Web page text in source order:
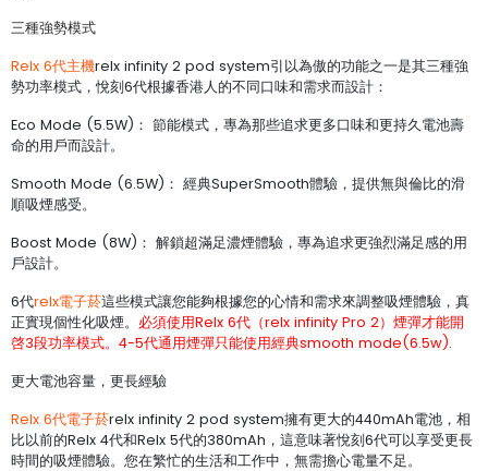
三種強勢模式
Relx 6代主機relx infinity 2 pod system引以為傲的功能之一是其三種強
勢功率模式，悅刻6代根據香港人的不同口味和需求而設計：
Eco Mode (5.5W)： 節能模式，專為那些追求更多口味和更持久電池壽
命的用戶而設計。
Smooth Mode (6.5W)： 經典SuperSmooth體驗，提供無與倫比的滑
順吸煙感受。
Boost Mode (8W)： 解鎖超滿足濃煙體驗，專為追求更強烈滿足感的用
戶設計。
6代relx電子菸這些模式讓您能夠根據您的心情和需求來調整吸煙體驗，真
正實現個性化吸煙。 必須使用Relx 6代（relx infinity Pro 2）煙彈才能開
啓3段功率模式。4-5代通用煙彈只能使用經典smooth mode(6.5w).
更大電池容量，更長經驗
Relx 6代電子菸relx infinity 2 pod system擁有更大的440mAh電池，相
比以前的Relx 4代和Relx 5代的380mAh，這意味著悅刻6代可以享受更長
時間的吸煙體驗。您在繁忙的生活和工作中，無需擔心電量不足。